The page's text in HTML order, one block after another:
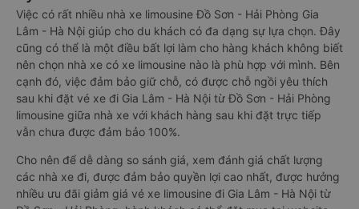
Việc có rất nhiều nhà xe limousine Đồ Sơn - Hải Phòng Gia
Lâm - Hà Nội giúp cho du khách có đa dạng sự lựa chọn. Đây
cũng có thể là một điều bất lợi làm cho hàng khách không biết
nên chọn nhà xe có xe limousine nào là phù hợp với mình. Bên
cạnh đó, việc đảm bảo giữ chỗ, có được chỗ ngồi yêu thích
sau khi đặt vé xe đi Gia Lâm - Hà Nội từ Đồ Sơn - Hải Phòng
limousine giữa nhà xe với khách hàng sau khi đặt trực tiếp
vẫn chưa được đảm bảo 100%.
Cho nên để dễ dàng so sánh giá, xem đánh giá chất lượng
các nhà xe đi, được đảm bảo quyền lợi cao nhất, được hưởng
nhiều ưu đãi giảm giá vé xe limousine đi Gia Lâm - Hà Nội từ